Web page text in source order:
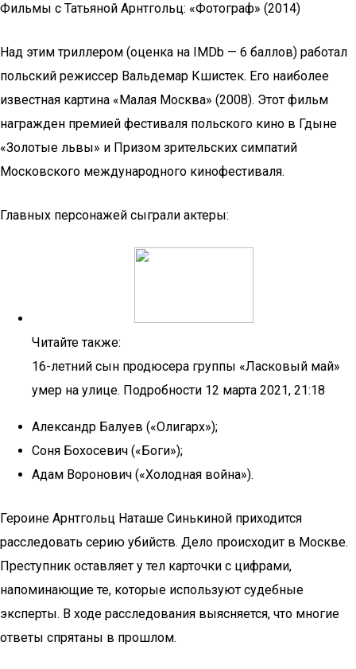
Фильмы с Татьяной Арнтгольц: «Фотограф» (2014)
Над этим триллером (оценка на IMDb — 6 баллов) работал
польский режиссер Вальдемар Кшистек. Его наиболее
известная картина «Малая Москва» (2008). Этот фильм
награжден премией фестиваля польского кино в Гдыне
«Золотые львы» и Призом зрительских симпатий
Московского международного кинофестиваля.
Главных персонажей сыграли актеры:
Читайте также:
16-летний сын продюсера группы «Ласковый май»
умер на улице. Подробности 12 марта 2021, 21:18
Александр Балуев («Олигарх»);
Соня Бохосевич («Боги»);
Адам Воронович («Холодная война»).
Героине Арнтгольц Наташе Синькиной приходится
расследовать серию убийств. Дело происходит в Москве.
Преступник оставляет у тел карточки с цифрами,
напоминающие те, которые используют судебные
эксперты. В ходе расследования выясняется, что многие
ответы спрятаны в прошлом.